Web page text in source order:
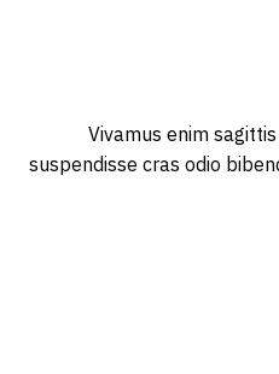
Vivamus enim
suspendisse cras odio